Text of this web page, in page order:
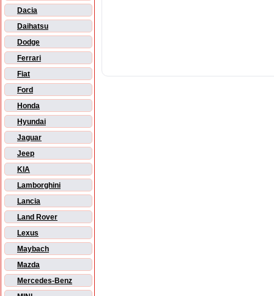
Dacia
Daihatsu
Dodge
Ferrari
Fiat
Ford
Honda
Hyundai
Jaguar
Jeep
KIA
Lamborghini
Lancia
Land Rover
Lexus
Maybach
Mazda
Mercedes-Benz